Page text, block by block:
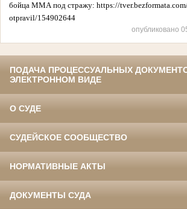
бойца ММА под стражу: https://
otpravil/154902644
опубликовано
ПОДАЧА ПРОЦЕССУАЛЬНЫХ
ЭЛЕКТРОННОМ ВИДЕ
О СУДЕ
СУДЕЙСКОЕ СООБЩЕСТВО
НОРМАТИВНЫЕ АКТЫ
ДОКУМЕНТЫ СУДА